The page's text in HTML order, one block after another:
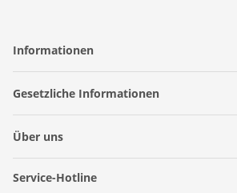
Informationen
Gesetzliche Informationen
Über uns
Service-Hotline